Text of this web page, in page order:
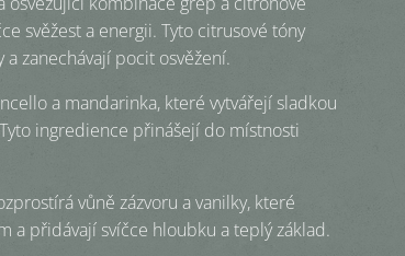
svěžest a energii. Tyto citrusové tóny
a zanechávají pocit osvěžení.
a mandarinka, které vytvářejí sladkou
ingredience přinášejí do místnosti
vůně zázvoru a vanilky, které
a přidávají svíčce hloubku a teplý základ.